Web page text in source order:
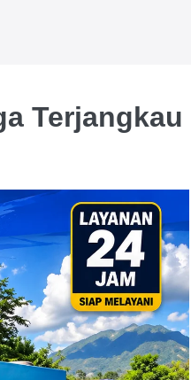
Terjangkau